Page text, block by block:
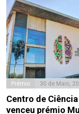
Prémio 30 de Maio,
Centro de
venceu prémio